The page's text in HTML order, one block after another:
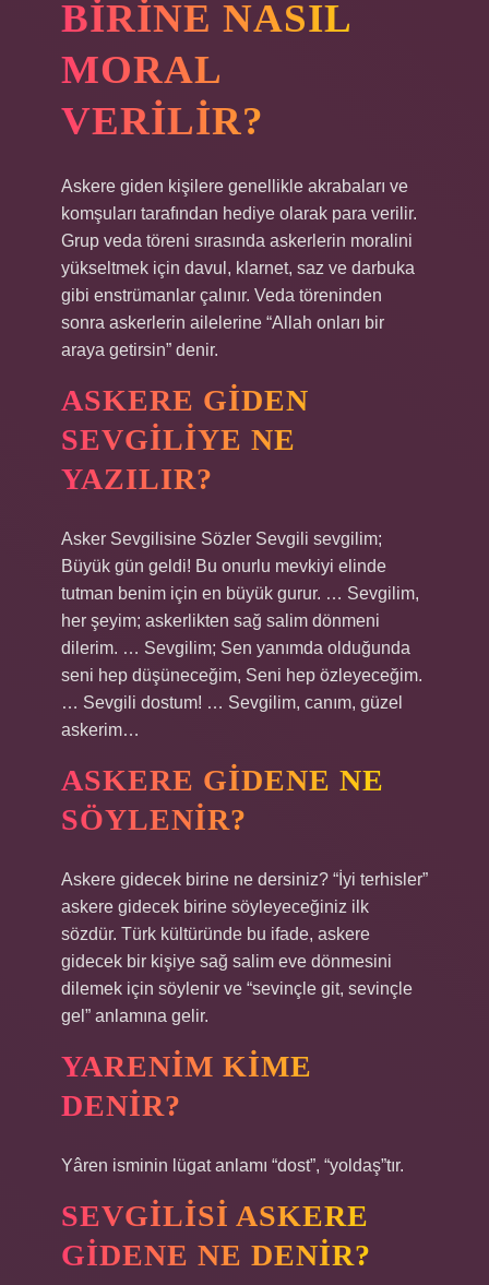
BIRINE NASIL
MORAL
VERILIR?
Askere giden kişilere genellikle akrabaları ve
komşuları tarafından hediye olarak para verilir.
Grup veda töreni sırasında askerlerin moralini
yükseltmek için davul, klarnet, saz ve darbuka
gibi enstrümanlar çalınır. Veda töreninden
sonra askerlerin ailelerine “Allah onları bir
araya getirsin” denir.
ASKERE GIDEN
SEVGILIYE NE
YAZILIR?
Asker Sevgilisine Sözler Sevgili sevgilim;
Büyük gün geldi! Bu onurlu mevkiyi elinde
tutman benim için en büyük gurur. … Sevgilim,
her şeyim; askerlikten sağ salim dönmeni
dilerim. … Sevgilim; Sen yanımda olduğunda
seni hep düşüneceğim, Seni hep özleyeceğim.
… Sevgili dostum! … Sevgilim, canım, güzel
askerim…
ASKERE GIDENE NE
SÖYLENIR?
Askere gidecek birine ne dersiniz? “İyi terhisler”
askere gidecek birine söyleyeceğiniz ilk
sözdür. Türk kültüründe bu ifade, askere
gidecek bir kişiye sağ salim eve dönmesini
dilemek için söylenir ve “sevinçle git, sevinçle
gel” anlamına gelir.
YARENIM KIME
DENIR?
Yâren isminin lügat anlamı “dost”, “yoldaş”tır.
SEVGILISI ASKERE
GIDENE NE DENIR?